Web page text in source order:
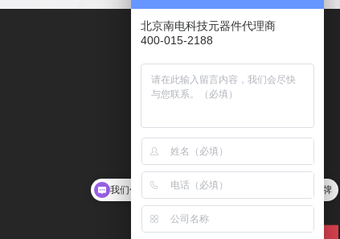
服务热线
400-015-2188
传真
010－62102078
Kefu@ndone.cn
我们代理LRC、HTC、COMON，分销安森美等品牌
北京南电科技元器件代理商
400-015-2188